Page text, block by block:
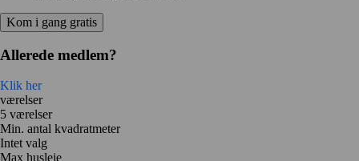
Kom i gang gratis
Allerede medlem?
Klik her
værelser
5 værelser
Min. antal kvadratmeter
Intet valg
Max husleje